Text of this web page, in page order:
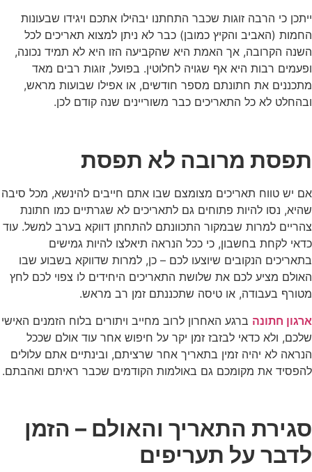
ייתכן כי הרבה זוגות שכבר התחתנו יבהילו אתכם ויגידו שבעונות
החמות (האביב והקיץ כמובן) כבר לא ניתן למצוא תאריכים לכל
השנה הקרובה, אך האמת היא שהקביעה הזו היא לא תמיד נכונה,
ופעמים רבות היא אף שגויה לחלוטין. בפועל, זוגות רבים מאד
מתכננים את חתונתם מספר חודשים, או אפילו שבועות מראש,
ובהחלט לא כל התאריכים כבר משוריינים שנה קודם לכן.
תפסת מרובה לא תפסת
אם יש טווח תאריכים מצומצם שבו אתם חייבים להינשא, מכל סיבה
שהיא, נסו להיות פתוחים גם לתאריכים לא שגרתיים כמו חתונת
צהריים למרות שבמקור התכוונתם להתחתן דווקא בערב למשל. עוד
כדאי לקחת בחשבון, כי ככל הנראה תיאלצו להיות גמישים
בתאריכים הנקובים שיוצעו לכם – כן, למרות שדווקא בשבוע שבו
האולם מציע לכם את שלושת התאריכים היחידים לו צפוי לכם לחץ
מטורף בעבודה, או טיסה שתכננתם זמן רב מראש.
ארגון חתונה ברגע האחרון לרוב מחייב ויתורים בלוח הזמנים האישי
שלכם, ולא כדאי לבזבז זמן יקר על חיפוש אחר עוד אולם שככל
הנראה לא יהיה זמין בתאריך אחר שרציתם, ובינתיים אתם עלולים
להפסיד את מקומכם גם באולמות הקודמים שכבר ראיתם ואהבתם.
סגירת התאריך והאולם – הזמן
לדבר על תעריפים